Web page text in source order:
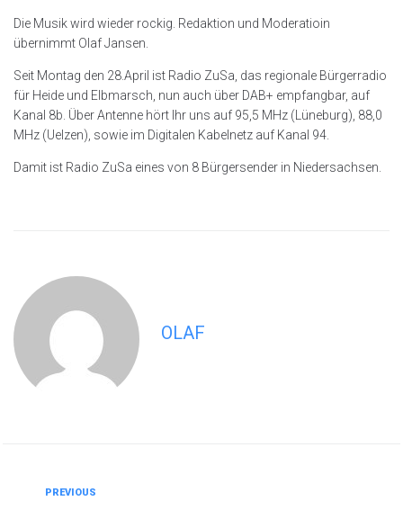
Die Musik wird wieder rockig. Redaktion und Moderatioin
übernimmt Olaf Jansen.
Seit Montag den 28.April ist Radio ZuSa, das regionale Bürgerradio
für Heide und Elbmarsch, nun auch über DAB+ empfangbar, auf
Kanal 8b. Über Antenne hört Ihr uns auf 95,5 MHz (Lüneburg), 88,0
MHz (Uelzen), sowie im Digitalen Kabelnetz auf Kanal 94.
Damit ist Radio ZuSa eines von 8 Bürgersender in Niedersachsen.
OLAF
PREVIOUS